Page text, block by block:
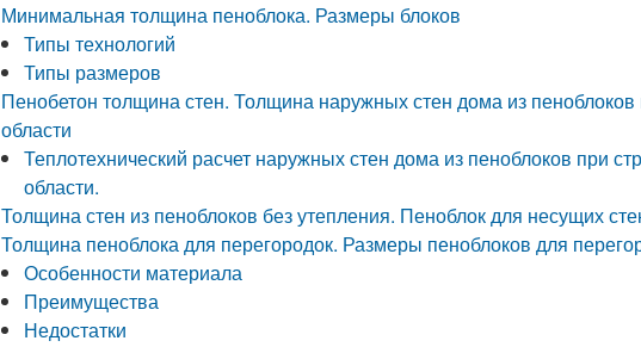
Минимальная толщина пеноблока. Размеры блоков
Типы технологий
Типы размеров
Пенобетон толщина стен. Толщина наружных стен дома из пеноблоков
области
Теплотехнический расчет наружных стен дома из пеноблоков при
области.
Толщина стен из пеноблоков без утепления. Пеноблок для несущих
Толщина пеноблока для перегородок. Размеры пеноблоков для
Особенности материала
Преимущества
Недостатки